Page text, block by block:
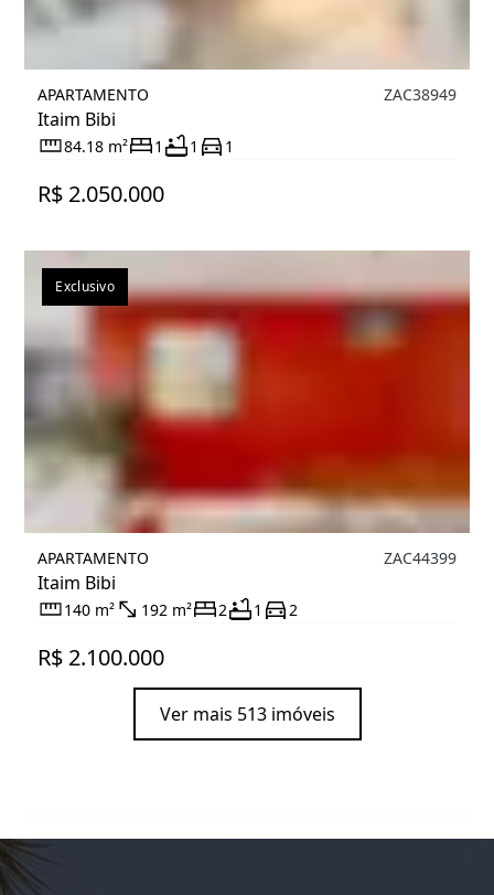
APARTAMENTO
Itaim Bibi
ZAC38949
84.18 m² 1 1 1
R$ 2.050.000
Exclusivo
APARTAMENTO
Itaim Bibi
ZAC44399
140 m² 192 m² 2 1 2
R$ 2.100.000
Ver mais 513 imóveis